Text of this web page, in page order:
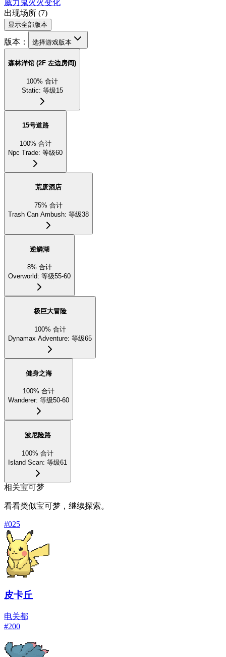
威力 鬼火火变化
出现场所 (7)
显示全部版本
版本： 选择游戏版本
森林洋馆 (2F 左边房间)
100% 合计
Static: 等级15
15号道路
100% 合计
Npc Trade: 等级60
荒废酒店
75% 合计
Trash Can Ambush: 等级38
逆鳞湖
8% 合计
Overworld: 等级55-60
极巨大冒险
100% 合计
Dynamax Adventure: 等级65
健身之海
100% 合计
Wanderer: 等级50-60
波尼险路
100% 合计
Island Scan: 等级61
相关宝可梦
看看类似宝可梦，继续探索。
#025
皮卡丘
电关都
#200